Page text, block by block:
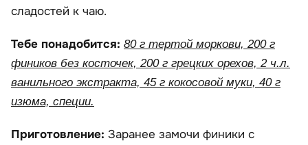
сладостей к чаю.
Тебе понадобится: 80 г тертой моркови, 200 г
фиников без косточек, 200 г грецких орехов, 2 ч.л.
ванильного экстракта, 45 г кокосовой муки, 40 г
изюма, специи.
Приготовление: Заранее замочи финики с